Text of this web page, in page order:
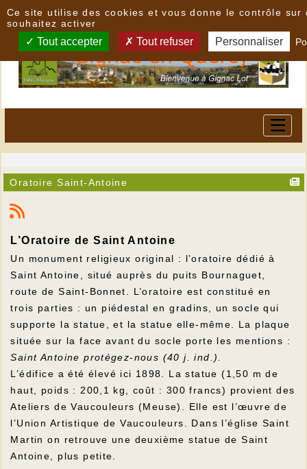
Oratoire Saint-Antoine
L’Oratoire de Saint Antoine
Un monument religieux original : l’oratoire dédié à
Saint Antoine, situé auprès du puits Bournaguet,
route de Saint-Bonnet. L’oratoire est constitué en
trois parties : un piédestal en gradins, un socle qui
supporte la statue, et la statue elle-même. La plaque
située sur la face avant du socle porte les mentions :
Saint Antoine protégez-nous (40 j. ind.).
L’édifice a été élevé ici 1898. La statue (1,50 m de
haut, poids : 200,1 kg, coût : 300 francs) provient des
Ateliers de Vaucouleurs (Meuse). Elle est l’œuvre de
l’Union Artistique de Vaucouleurs. Dans l’église Saint
Martin on retrouve une deuxième statue de Saint
Antoine, plus petite.
Ce site utilise des cookies et vous donne le contrôle sur
souhaitez activer
Tout accepter Tout refuser Personnaliser